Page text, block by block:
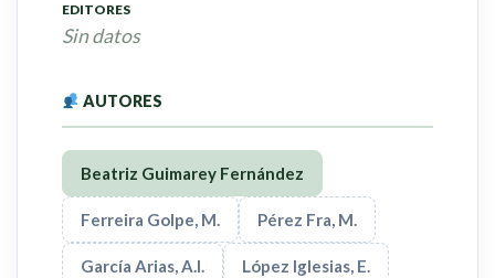
EDITORES
Sin datos
AUTORES
Beatriz Guimarey Fernández
Ferreira Golpe, M. Pérez Fra, M.
García Arias, A.I. López Iglesias, E.